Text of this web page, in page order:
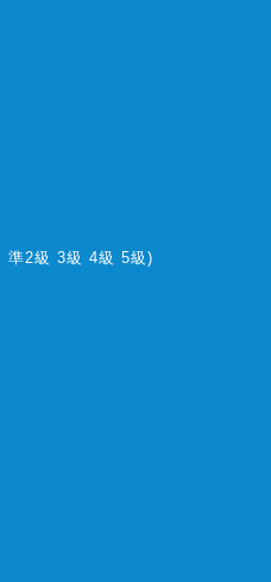
準2級 3級 4級 5級 )